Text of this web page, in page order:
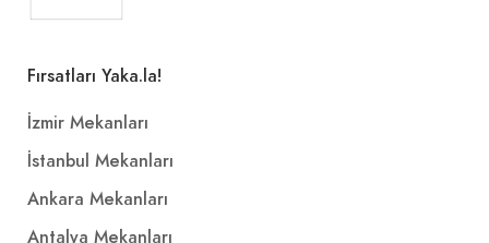
Fırsatları Yaka.la!
İzmir Mekanları
İstanbul Mekanları
Ankara Mekanları
Antalya Mekanları